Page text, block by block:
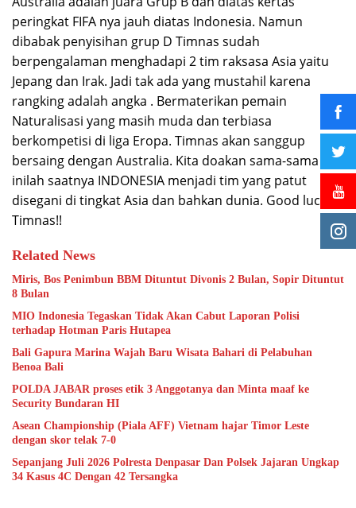
peringkat FIFA nya jauh diatas Indonesia. Namun
dibabak penyisihan grup D Timnas sudah
berpengalaman menghadapi 2 tim raksasa Asia yaitu
Jepang dan Irak. Jadi tak ada yang mustahil karena
rangking adalah angka . Bermaterikan pemain
Naturalisasi yang masih muda dan terbiasa
berkompetisi di liga Eropa. Timnas akan sanggup
bersaing dengan Australia. Kita doakan sama-sama
inilah saatnya INDONESIA menjadi tim yang patut
disegani di tingkat Asia dan bahkan dunia. Good luck
Timnas!!
Related News
Miris, Bos Penimbun BBM Dituntut Divonis 2 Bulan, Sopir Dituntut
8 Bulan
MIO Indonesia Tegaskan Tidak Akan Cabut Laporan Polisi
terhadap Hotman Paris Hutapea
Bali Gapura Marina Wajah Baru Wisata Bahari di Pelabuhan
Benoa Bali
POLDA JABAR proses etik 3 Anggotanya dan Minta maaf ke
Security Bundaran HI
Asean Championship (Piala AFF) Vietnam hajar Timor Leste
dengan skor telak 7-0
Sepanjang Juli 2026 Polresta Denpasar Dan Polsek Jajaran Ungkap
34 Kasus 4C Dengan 42 Tersangka